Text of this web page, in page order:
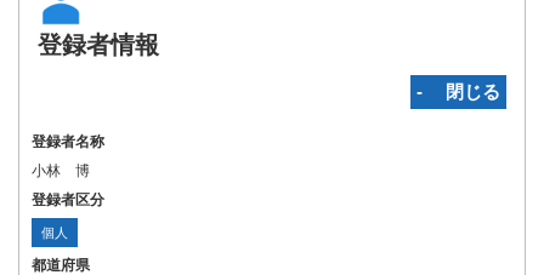
登録者情報
‐ 閉じる
登録者名称
小林 博
登録者区分
個人
都道府県